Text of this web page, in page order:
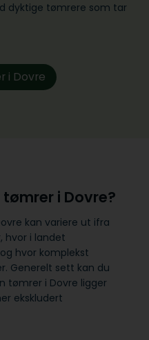
dyktige tømrere som tar
i Dovre
i Dovre?
kan variere ut ifra
hvor i landet
hvor komplekst
Generelt sett kan du
tømrer i Dovre ligger
ekskludert